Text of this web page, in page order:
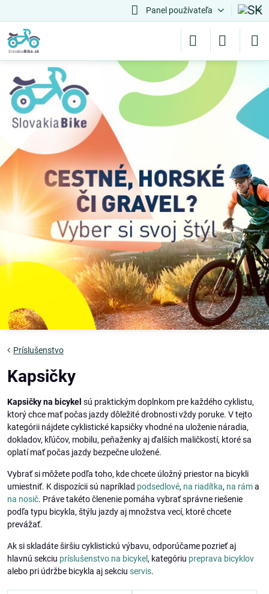
Panel používateľa
Príslušenstvo
Kapsičky
Kapsičky na bicykel sú praktickým doplnkom pre každého cyklistu,
ktorý chce mať počas jazdy dôležité drobnosti vždy poruke. V tejto
kategórii nájdete cyklistické kapsičky vhodné na uloženie náradia,
dokladov, kľúčov, mobilu, peňaženky aj ďalších maličkostí, ktoré sa
oplatí mať počas jazdy bezpečne uložené.
Vybrať si môžete podľa toho, kde chcete úložný priestor na bicykli
umiestniť. K dispozícii sú napríklad podsedlové, na riadítka, na ráma
na nosič. Práve takéto členenie pomáha vybrať správne riešenie
podľa typu bicykla, štýlu jazdy aj množstva vecí, ktoré chcete
prevážať.
Ak si skladáte širšiu cyklistickú výbavu, odporúčame pozrieť aj
hlavnú sekciu príslušenstvo na bicykel , kategóriu preprava bicyklov
alebo pri údržbe bicykla aj sekciu servis.